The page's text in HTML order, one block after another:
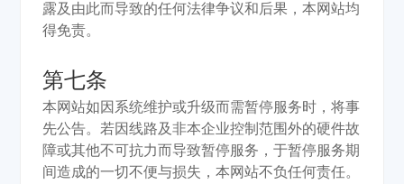
露及由此而导致的任何法律争议和后果，本网站均
得免责。
第七条
本网站如因系统维护或升级而需暂停服务时，将事
先公告。若因线路及非本企业控制范围外的硬件故
障或其他不可抗力而导致暂停服务，于暂停服务期
间造成的一切不便与损失，本网站不负任何责任。